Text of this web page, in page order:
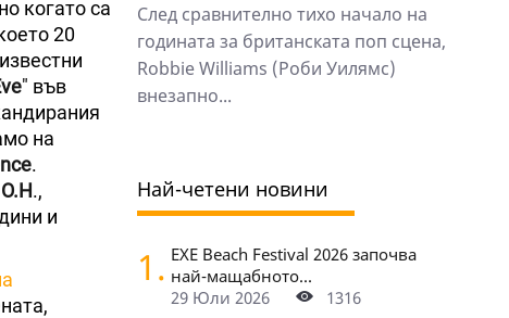
когато са
20
" във
на
.
O.H.,
и
След сравнително тихо начало на
годината за британската поп сцена,
Robbie Williams (Роби Уилямс)
внезапно...
Най-четени новини
1. EXE Beach Festival 2026 започва
най-мащабното...
29 Юли 2026
1316